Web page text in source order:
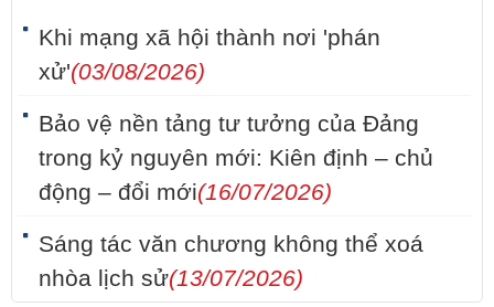
Khi mạng xã hội thành nơi 'phán
xử'(03/08/2026)
Bảo vệ nền tảng tư tưởng của Đảng
trong kỷ nguyên mới: Kiên định – chủ
động – đổi mới(16/07/2026)
Sáng tác văn chương không thể xoá
nhòa lịch sử(13/07/2026)